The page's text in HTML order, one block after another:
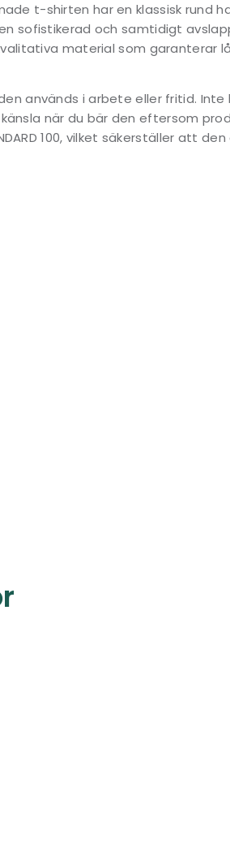
t-shirten har en klassisk rund
sofistikerad och samtidigt
material som garanterar
används i arbete eller fritid. Inte
när du bär den eftersom
100, vilket säkerställer att den